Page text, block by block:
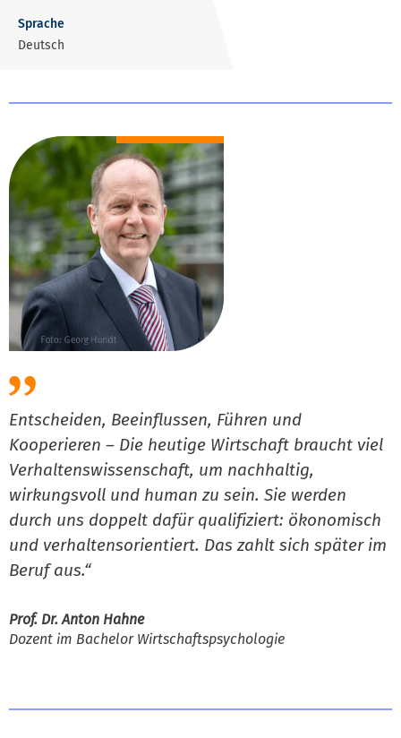
Sprache
Deutsch
Entscheiden, Beeinflussen, Führen und
Kooperieren – Die heutige Wirtschaft braucht viel
Verhaltenswissenschaft, um nachhaltig,
wirkungsvoll und human zu sein. Sie werden
durch uns doppelt dafür qualifiziert: ökonomisch
und verhaltensorientiert. Das zahlt sich später im
Beruf aus.“
Prof. Dr. Anton Hahne
Dozent im Bachelor Wirtschaftspsychologie